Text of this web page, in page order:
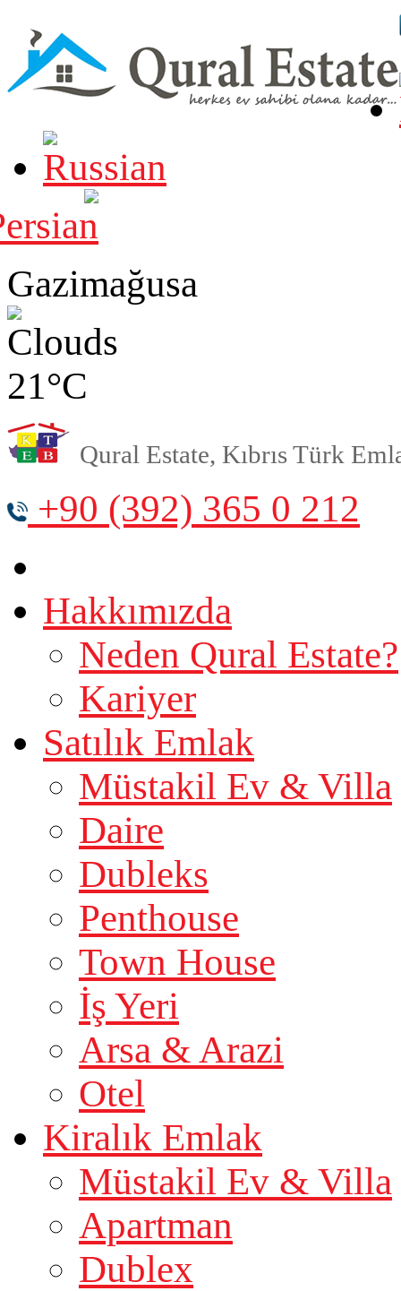
Gazimağusa
21°C
Qural Estate, Kıbrıs Türk
+90 (392) 365 0 212
Hakkımızda
Neden Qural Estate?
Kariyer
Satılık Emlak
Müstakil Ev & Villa
Daire
Dubleks
Penthouse
Town House
İş Yeri
Arsa & Arazi
Otel
Kiralık Emlak
Müstakil Ev & Villa
Apartman
Dublex